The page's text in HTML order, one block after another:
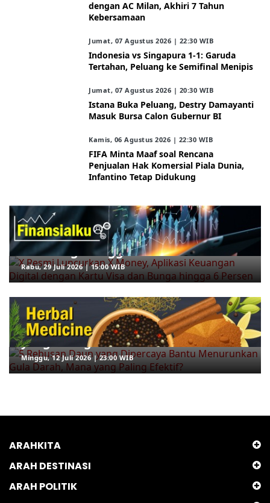
dengan AC Milan, Akhiri 7 Tahun
Kebersamaan
Jumat, 07 Agustus 2026 | 22:30 WIB
Indonesia vs Singapura 1-1: Garuda
Tertahan, Peluang ke Semifinal Menipis
Jumat, 07 Agustus 2026 | 20:30 WIB
Istana Buka Peluang, Destry Damayanti
Masuk Bursa Calon Gubernur BI
Kamis, 06 Agustus 2026 | 22:30 WIB
FIFA Minta Maaf soal Rencana
Penjualan Hak Komersial Piala Dunia,
Infantino Tetap Didukung
X Resmi Luncurkan X Money, Aplikasi
Keuangan Digital dengan Kartu Visa
dan Bunga hingga 6 Persen
Rabu, 29 Juli 2026 | 15:00 WIB
5 Rebusan Daun yang Dipercaya
Bantu Menurunkan Gula Darah, Mana
yang Paling Efektif?
Minggu, 12 Juli 2026 | 23:00 WIB
ARAHKITA
ARAH DESTINASI
ARAH POLITIK